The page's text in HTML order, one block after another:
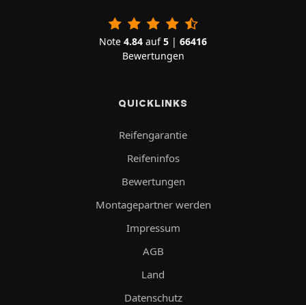
Note 4.84 auf5 | 66416
Bewertungen
QUICKLINKS
Reifengarantie
Reifeninfos
Bewertungen
Montagepartner werden
Impressum
AGB
Land
Datenschutz